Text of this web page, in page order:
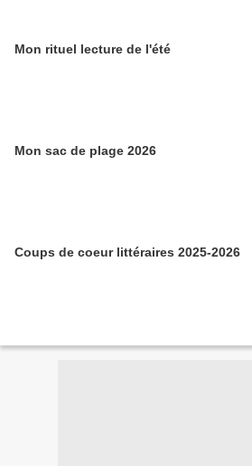
Mon rituel lecture de l'été
Mon sac de plage 2026
Coups de coeur littéraires 2025-2026